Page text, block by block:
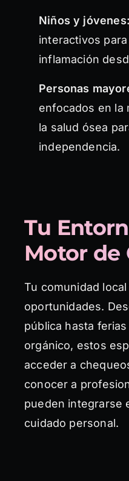
Niños y jóvenes:
interactivos
inflamación
Personas
enfocados en la
la salud ósea
independencia.
Tu
Motor de
Tu comunidad
oportunidades.
pública hasta
orgánico, estos
acceder a
conocer a
pueden integrarse
cuidado personal.